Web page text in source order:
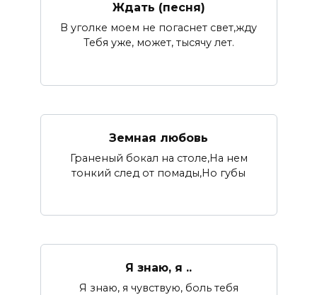
Ждать (песня)
В уголке моем не погаснет свет,жду
Тебя уже, может, тысячу лет.
Земная любовь
Граненый бокал на столе,На нем
тонкий след от помады,Но губы
Я знаю, я ..
Я знаю, я чувствую, боль тебя